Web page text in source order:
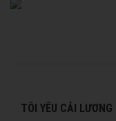
TÔI YÊU CẢI LƯƠNG